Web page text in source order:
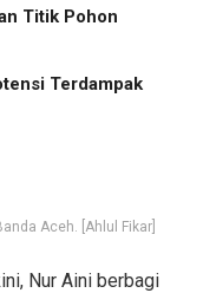
Titik Pohon
Terdampak
Aceh. [Ahlul Fikar]
Nur Aini berbagi